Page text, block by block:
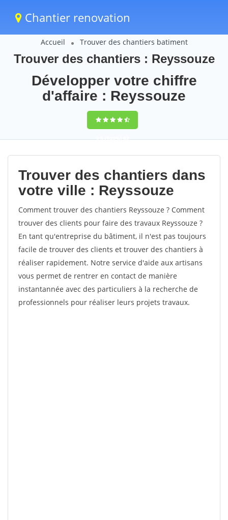
Chantier renovation
Accueil Trouver des chantiers batiment
Trouver des chantiers : Reyssouze
Développer votre chiffre
d'affaire : Reyssouze
9,5(100%)62
votes
Trouver des chantiers dans
votre ville : Reyssouze
Comment trouver des chantiers Reyssouze ? Comment
trouver des clients pour faire des travaux Reyssouze ?
En tant qu'entreprise du bâtiment, il n'est pas toujours
facile de trouver des clients et trouver des chantiers à
réaliser rapidement. Notre service d'aide aux artisans
vous permet de rentrer en contact de manière
instantannée avec des particuliers à la recherche de
professionnels pour réaliser leurs projets travaux.